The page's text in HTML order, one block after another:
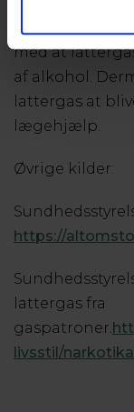
forgiftninger.
med at
af alkohol.
lattergas at
lægehjælp.
Øvrige kilder:
https://
lattergas fra
gaspatroner.
livsstil/